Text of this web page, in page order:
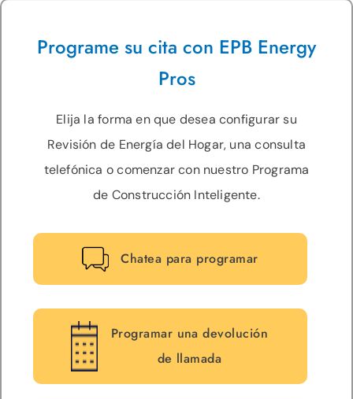
Programe su cita con EPB Energy
Pros
Elija la forma en que desea configurar su
Revisión de Energía del Hogar, una consulta
telefónica o comenzar con nuestro Programa
de Construcción Inteligente.
Chatea para programar
Programar una devolución
de llamada